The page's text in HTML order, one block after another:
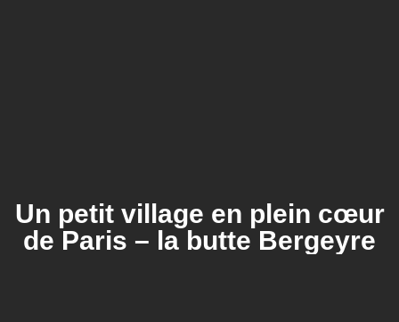
Un petit village en plein cœur
de Paris – la butte Bergeyre